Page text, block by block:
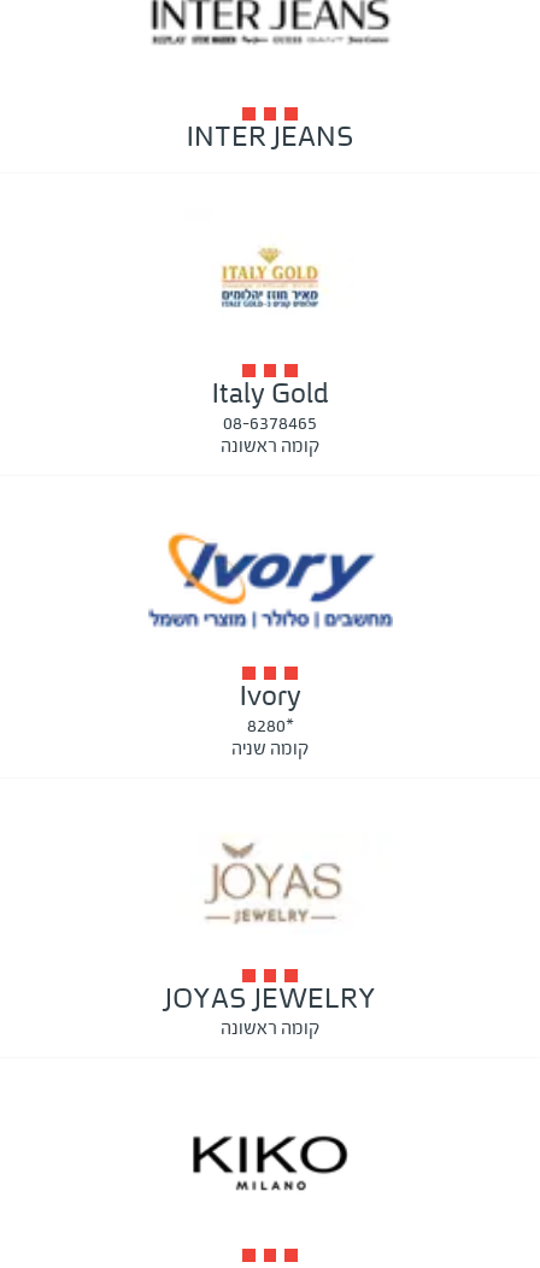
INTER JEANS
Italy Gold
08-6378465
קומה ראשונה
Ivory
*8280
קומה שניה
JOYAS JEWELRY
קומה ראשונה